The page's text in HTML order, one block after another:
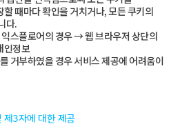
때마다 확인을 거치거나, 모든 쿠키의
다.
스플로어의 경우 → 웹 브라우저 상단의
인정보
거부하였을 경우 서비스 제공에 어려움이
3자에 대한 제공